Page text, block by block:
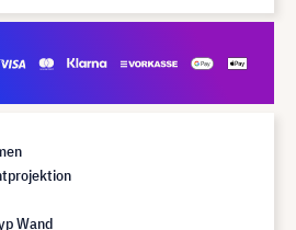
Wand